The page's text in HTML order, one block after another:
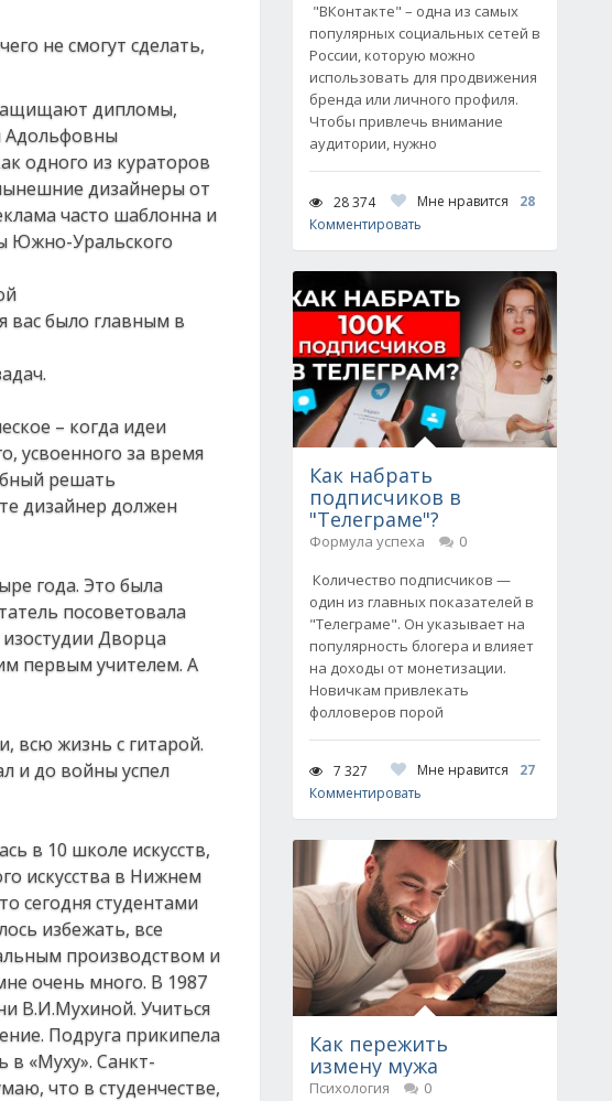
защищают дипломы,
Адольфовны
одного из кураторов
дизайнеры от
часто шаблонна и
Южно-Уральского
вас было главным в
– когда идеи
усвоенного за время
решать
дизайнер должен
года. Это была
посоветовала
Дворца
первым учителем. А
всю жизнь с гитарой.
и до войны успел
в 10 школе искусств,
искусства в Нижнем
сегодня студентами
избежать, все
производством и
очень много. В 1987
В.И.Мухиной. Учиться
Подруга прикипела
в «Муху». Санкт-
что в студенчестве,
"ВКонтакте" – одна из самых
популярных социальных сетей в
России, которую можно
использовать для продвижения
бренда или личного профиля.
Чтобы привлечь внимание
аудитории, нужно
28 374 Мне нравится
28
Комментировать
Как набрать
подписчиков в
"Телеграме"?
Формула успеха
0
Количество подписчиков —
один из главных показателей в
"Телеграме". Он указывает на
популярность блогера и влияет
на доходы от монетизации.
Новичкам привлекать
фолловеров порой
7 327 Мне нравится
27
Комментировать
Как пережить
измену мужа
Психология
0